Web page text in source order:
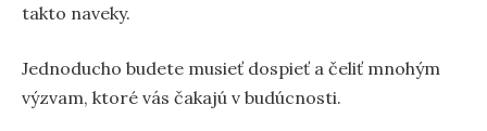
takto naveky.
Jednoducho budete musieť dospieť a čeliť mnohým
výzvam, ktoré vás čakajú v budúcnosti.